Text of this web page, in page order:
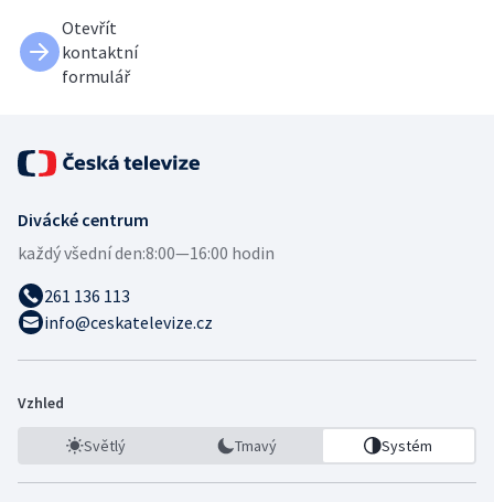
Otevřít
kontaktní
formulář
Divácké centrum
každý všední den:8:00—16:00 hodin
261 136 113
info@ceskatelevize.cz
Vzhled
Světlý Tmavý Systém